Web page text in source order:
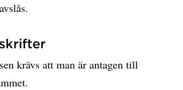
krävs att man är antagen till